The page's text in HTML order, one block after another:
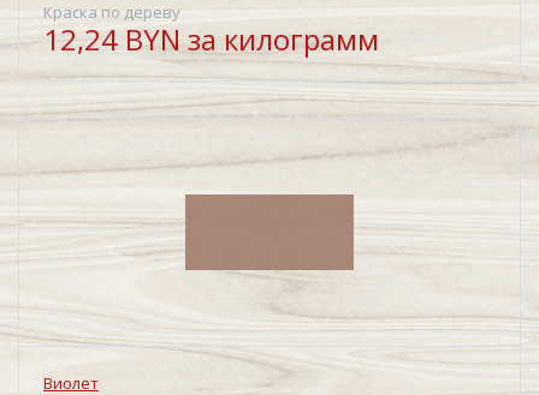
Краска по дереву
12,24 BYN за килограмм
Виолет